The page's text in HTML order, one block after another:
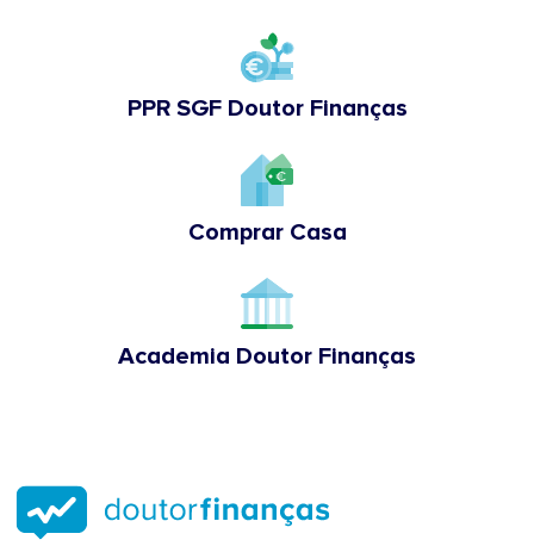
PPR SGF Doutor Finanças
Comprar Casa
Academia Doutor Finanças